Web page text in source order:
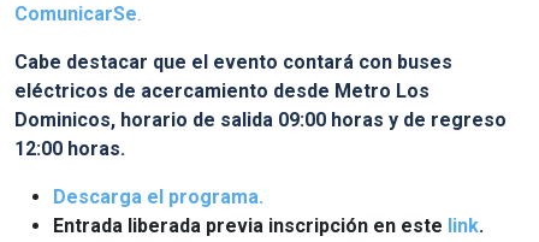
ComunicarSe.
Cabe destacar que el evento contará con buses
eléctricos de acercamiento desde Metro Los
Dominicos, horario de salida 09:00 horas y de regreso
12:00 horas.
Descarga el programa.
Entrada liberada previa inscripción en este link.